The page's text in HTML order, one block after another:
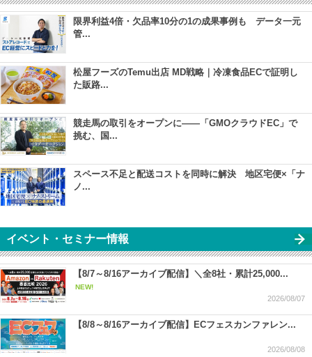
限界利益4倍・欠品率10分の1の成果事例も データ一元
管...
松屋フーズのTemu出店 MD戦略｜冷凍食品ECで証明し
た販路...
競走馬の取引をオープンに――「GMOクラウドEC」で
挑む、国...
スペース不足と配送コストを同時に解決 地区宅便×「ナ
ノ...
イベント・セミナー情報
【8/7～8/16アーカイブ配信】＼全8社・累計25,000...
NEW!
2026/08/07
【8/8～8/16アーカイブ配信】ECフェスカンファレン...
2026/08/08